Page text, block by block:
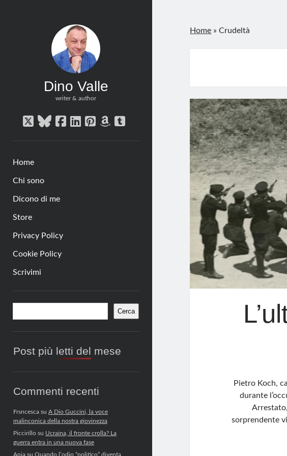
Dino Valle
writer & author
twitterbluesky
facebook
linkedin
pinterest
amazon
tumblr
Home
Chi sono
Dicono di me
Store
Privacy Policy
Cookie Policy
Scrivimi
Barra
laterale
Cerca
Post più letti del mese
Commenti recenti
Frsncescasu A Dio Guccini, la voce
malinconica della nostra giovinezza
Piccirillosu Ucraina, il fronte crolla? La
guerra entra in una nuova fase
Anjasu Quando l’odio “politico” diventa
Home »Crudeltà
Pietro Koch,
durante
sorprendente